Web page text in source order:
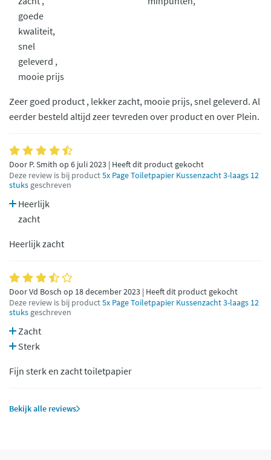
goede
kwaliteit,
snel
geleverd ,
mooie prijs
Zeer goed product , lekker zacht, mooie prijs, snel geleverd. Al
eerder besteld altijd zeer tevreden over product en over Plein.
Door P. Smith op 6 juli 2023 | Heeft dit product gekocht
Deze review is bij product5x Page Toiletpapier Kussenzacht 3-laags 12
stuks geschreven
Heerlijk
zacht
Heerlijk zacht
Door Vd Bosch op 18 december 2023 | Heeft dit product gekocht
Deze review is bij product5x Page Toiletpapier Kussenzacht 3-laags 12
stuks geschreven
Zacht
Sterk
Fijn sterk en zacht toiletpapier
Bekijk alle reviews